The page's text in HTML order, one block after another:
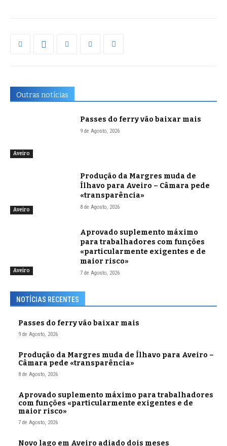
Outras notícias
Aveiro
Passes do ferry vão baixar mais
9 de Agosto, 2026
Aveiro
Produção da Margres muda de
Ílhavo para Aveiro – Câmara pede
«transparência»
8 de Agosto, 2026
Aveiro
Aprovado suplemento máximo
para trabalhadores com funções
«particularmente exigentes e de
maior risco»
7 de Agosto, 2026
NOTÍCIAS RECENTES
Passes do ferry vão baixar mais
9 de Agosto, 2026
Produção da Margres muda de Ílhavo para Aveiro –
Câmara pede «transparência»
8 de Agosto, 2026
Aprovado suplemento máximo para trabalhadores
com funções «particularmente exigentes e de
maior risco»
7 de Agosto, 2026
Novo lago em Aveiro adiado dois meses